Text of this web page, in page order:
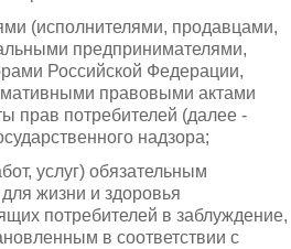
(исполнителями, продавцами,
предпринимателями,
Российской Федерации,
правовыми актами
прав потребителей (далее -
надзора;
услуг) обязательным
жизни и здоровья
потребителей в заблуждение,
в соответствии с